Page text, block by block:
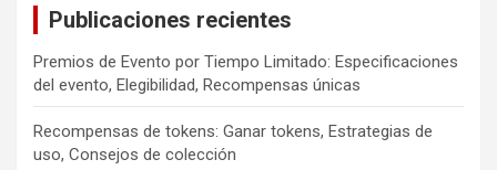
Publicaciones recientes
Premios de Evento por Tiempo Limitado: Especificaciones
del evento, Elegibilidad, Recompensas únicas
Recompensas de tokens: Ganar tokens, Estrategias de
uso, Consejos de colección